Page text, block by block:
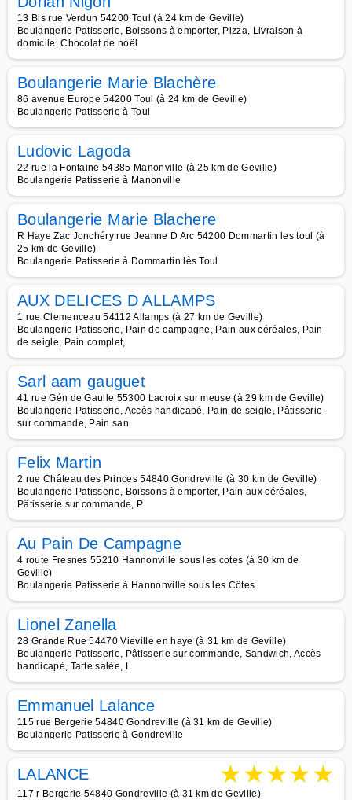
13 Bis rue Verdun 54200 Toul (à 24 km de Geville)
Boulangerie Patisserie, Boissons à emporter, Pizza, Livraison à
domicile, Chocolat de noël
Boulangerie Marie Blachère
86 avenue Europe 54200 Toul (à 24 km de Geville)
Boulangerie Patisserie à Toul
Ludovic Lagoda
22 rue la Fontaine 54385 Manonville (à 25 km de Geville)
Boulangerie Patisserie à Manonville
Boulangerie Marie Blachere
R Haye Zac Jonchéry rue Jeanne D Arc 54200 Dommartin les toul (à
25 km de Geville)
Boulangerie Patisserie à Dommartin lès Toul
AUX DELICES D ALLAMPS
1 rue Clemenceau 54112 Allamps (à 27 km de Geville)
Boulangerie Patisserie, Pain de campagne, Pain aux céréales, Pain
de seigle, Pain complet,
Sarl aam gauguet
41 rue Gén de Gaulle 55300 Lacroix sur meuse (à 29 km de Geville)
Boulangerie Patisserie, Accès handicapé, Pain de seigle, Pâtisserie
sur commande, Pain san
Felix Martin
2 rue Château des Princes 54840 Gondreville (à 30 km de Geville)
Boulangerie Patisserie, Boissons à emporter, Pain aux céréales,
Pâtisserie sur commande, P
Au Pain De Campagne
4 route Fresnes 55210 Hannonville sous les cotes (à 30 km de
Geville)
Boulangerie Patisserie à Hannonville sous les Côtes
Lionel Zanella
28 Grande Rue 54470 Vieville en haye (à 31 km de Geville)
Boulangerie Patisserie, Pâtisserie sur commande, Sandwich, Accès
handicapé, Tarte salée, L
Emmanuel Lalance
115 rue Bergerie 54840 Gondreville (à 31 km de Geville)
Boulangerie Patisserie à Gondreville
LALANCE ★★★★★
117 r Bergerie 54840 Gondreville (à 31 km de Geville)